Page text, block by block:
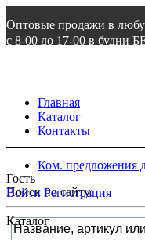
Оптовые продажи в
с 8-00 до 17-00 в будни
Главная
Каталог
Контакты
Ком. предложения
Поиск по сайту:
Гость
Войти Регистрация
Каталог